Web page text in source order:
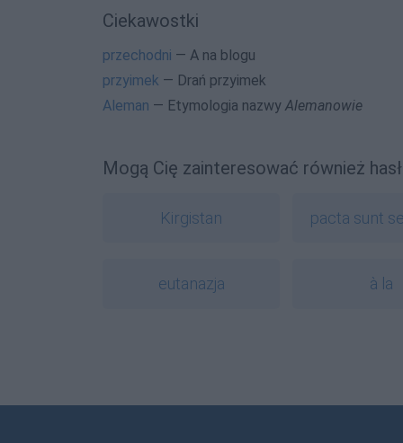
Ciekawostki
przechodni — A na blogu
przyimek — Drań przyimek
Aleman — Etymologia nazwy Alemanowie
Mogą Cię zainteresować również
Kirgistan pacta sunt
eutanazja à la